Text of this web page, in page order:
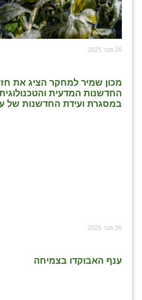
26 פבר 2025
מכון שמיר למחקר הציג את
החדשנות המדעית
במסגרת ועידת החדשנות של
26 פבר 2025
ענף האבוקדו בצמיחה